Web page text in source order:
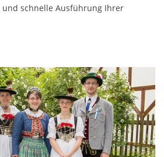
schnelle Ausführung Ihrer